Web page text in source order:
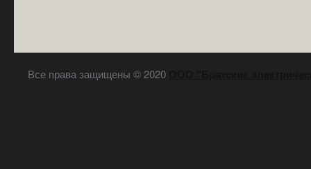
Все права защищены © 2020